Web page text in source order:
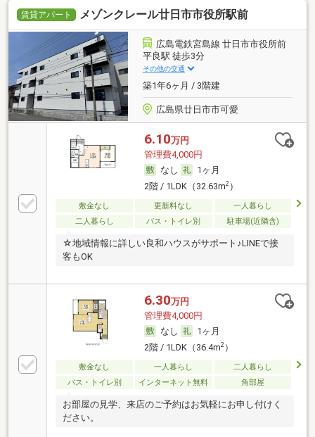
賃貸アパート メゾンクレール廿日市市役所駅前
広島電鉄宮島線 廿日市市役所前
平良駅 徒歩3分
その他の交通
築1年6ヶ月 / 3階建
広島県廿日市市可愛
6.10万円
管理費4,000円
なし
1ヶ月
2階 / 1LDK（32.63m2）
敷金なし 更新料なし
一人暮らし
二人暮らし
バス・トイレ別 駐車場(近隣含)
☆地域情報に詳しい良和ハウスがサポート♪LINEで接
客もOK
6.30万円
管理費4,000円
なし
1ヶ月
2階 / 1LDK（36.4m2）
敷金なし 一人暮らし
二人暮らし
バス・トイレ別
インターネット無料 角部屋
お部屋の見学、来店のご予約はお気軽にお申し付けく
ださい。